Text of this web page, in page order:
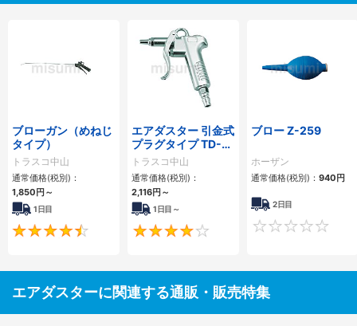
ブローガン（めねじ
タイプ）
トラスコ中山
通常価格(税別)：
1,850円～
1日目
4.6
エアダスター 引金式
プラグタイプ TD-
80
トラスコ中山
通常価格(税別)：
2,116円～
1日目～
3.9
ブロー Z-259
ホーザン
通常価格(税別)： 940円
2日目
エアダスターに関連する通販・販売特集